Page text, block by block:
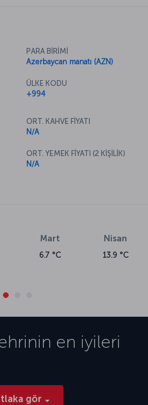
PARA BİRİMİ
Azerbaycan manatı (AZN)
ÜLKE KODU
+994
ORT. KAHVE FİYATI
N/A
ORT. YEMEK FİYATI (2 KİŞİLİK)
N/A
Mart
6.7 °C
Nisan
13.9 °C
en iyileri
gör